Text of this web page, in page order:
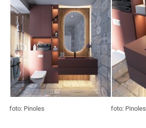
foto: Pinoles foto: Pinoles